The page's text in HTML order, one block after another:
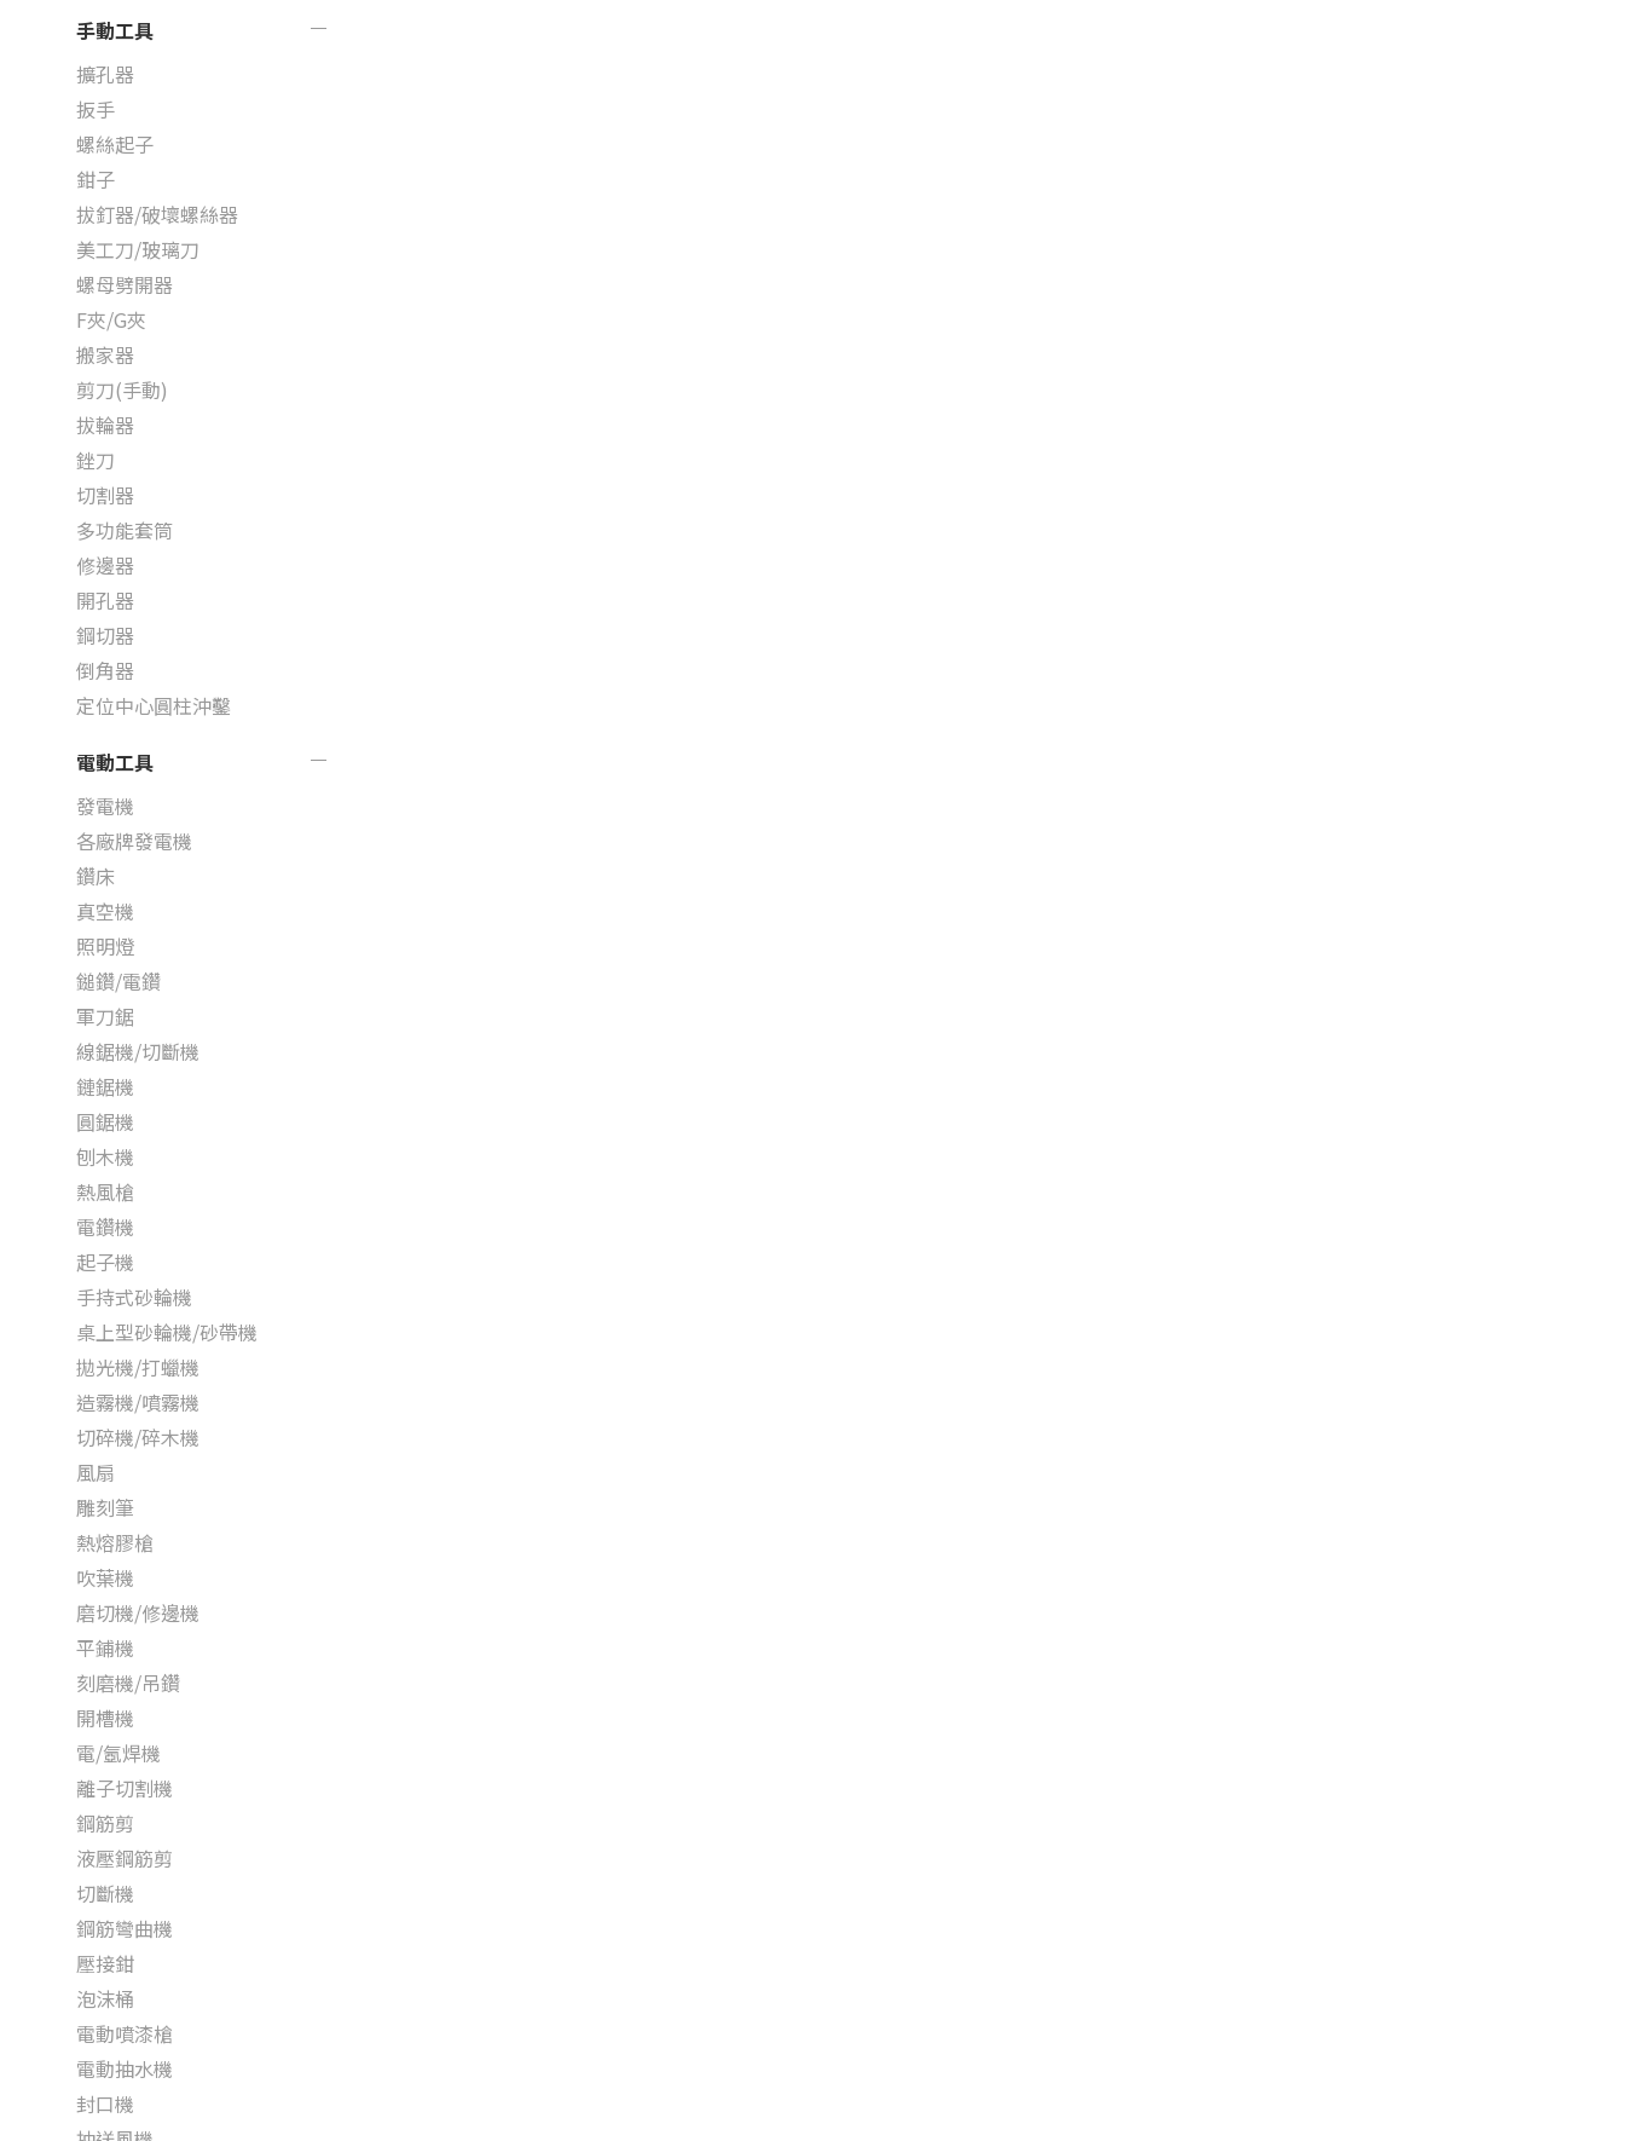
手動工具
擴孔器
扳手
螺絲起子
鉗子
拔釘器/破壞螺絲器
美工刀/玻璃刀
螺母劈開器
F夾/G夾
搬家器
剪刀(手動)
拔輪器
銼刀
切割器
多功能套筒
修邊器
開孔器
鋼切器
倒角器
定位中心圓柱沖鑿
電動工具
發電機
各廠牌發電機
鑽床
真空機
照明燈
鎚鑽/電鑽
軍刀鋸
線鋸機/切斷機
鏈鋸機
圓鋸機
刨木機
熱風槍
電鑽機
起子機
手持式砂輪機
桌上型砂輪機/砂帶機
拋光機/打蠟機
造霧機/噴霧機
切碎機/碎木機
風扇
雕刻筆
熱熔膠槍
吹葉機
磨切機/修邊機
平鋪機
刻磨機/吊鑽
開槽機
電/氬焊機
離子切割機
鋼筋剪
液壓鋼筋剪
切斷機
鋼筋彎曲機
壓接鉗
泡沫桶
電動噴漆槍
電動抽水機
封口機